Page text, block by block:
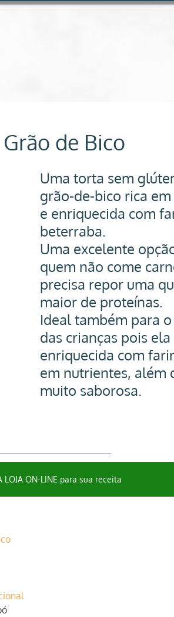
de Bico
Uma torta sem
grão-de-bico rica
e enriquecida com
beterraba.
Uma excelente
quem não come
precisa repor uma
maior de proteínas.
Ideal também para
das crianças pois ela
enriquecida com
em nutrientes, além
muito saborosa.
LOJA ON-LINE para sua receita